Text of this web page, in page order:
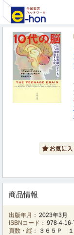
商品情報
出版年月： 2023年3月
ISBNコード： 978-4-
頁数・縦：
３６５Ｐ